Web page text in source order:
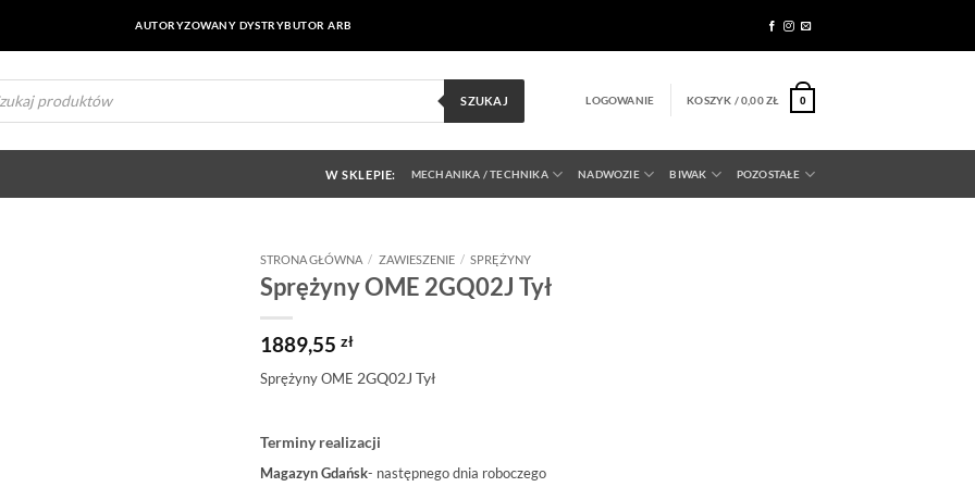
AUTORYZOWANY DYSTRYBUTOR ARB
SZUKAJ LOGOWANIE KOSZYK /0,00ZŁ 0
W SKLEPIE: MECHANIKA / TECHNIKA NADWOZIE BIWAK POZOSTAŁE
STRONA GŁÓWNA / ZAWIESZENIE / SPRĘŻYNY
Sprężyny OME 2GQ02J Tył
1889,55 zł
Sprężyny OME 2GQ02J Tył
Terminy realizacji
Magazyn Gdańsk- następnego dnia roboczego